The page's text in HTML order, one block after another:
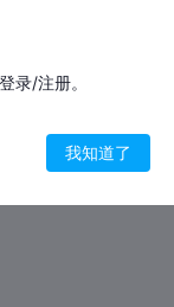
录/注册。
我知道了